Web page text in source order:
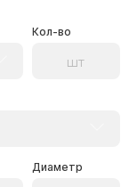
Кол-во
Диаметр